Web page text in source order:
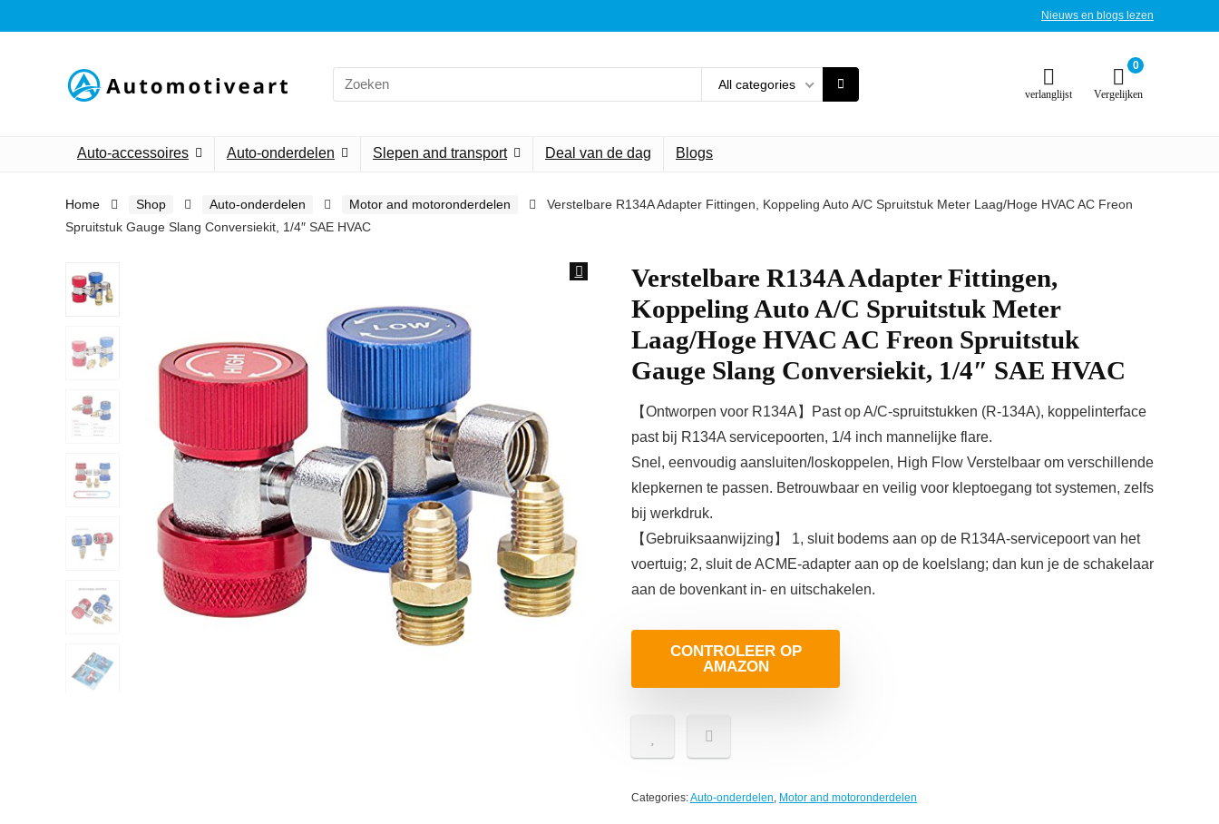
Nieuws en blogs lezen
Search
for:
All categories
verlanglijst
0
Vergelijken
Auto-accessoires Auto-onderdelen Slepen and transport Deal van de dag Blogs
Home Shop Auto-onderdelen Motor and motoronderdelen
Verstelbare R134A Adapter Fittingen, Koppeling Auto A/C Spruitstuk Meter Laag/Hoge HVAC AC Freon
Spruitstuk Gauge Slang Conversiekit, 1/4″ SAE HVAC
Verstelbare R134A Adapter Fittingen,
Koppeling Auto A/C Spruitstuk Meter
Laag/Hoge HVAC AC Freon Spruitstuk
Gauge Slang Conversiekit, 1/4″ SAE HVAC
【Ontworpen voor R134A】Past op A/C-spruitstukken (R-134A), koppelinterface
past bij R134A servicepoorten, 1/4 inch mannelijke flare.
Snel, eenvoudig aansluiten/loskoppelen, High Flow Verstelbaar om verschillende
klepkernen te passen. Betrouwbaar en veilig voor kleptoegang tot systemen, zelfs
bij werkdruk.
【Gebruiksaanwijzing】 1, sluit bodems aan op de R134A-servicepoort van het
voertuig; 2, sluit de ACME-adapter aan op de koelslang; dan kun je de schakelaar
aan de bovenkant in- en uitschakelen.
CONTROLEER OP
AMAZON
Categories:Auto-onderdelen, Motor and motoronderdelen